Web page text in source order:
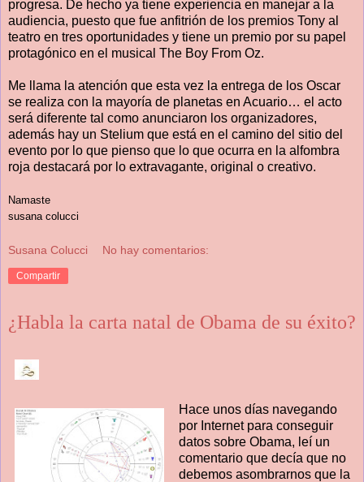
progresa. De hecho ya tiene experiencia en manejar a la
audiencia, puesto que fue anfitrión de los premios Tony al
teatro en tres oportunidades y tiene un premio por su papel
protagónico en el musical The Boy From Oz.
Me llama la atención que esta vez la entrega de los Oscar
se realiza con la mayoría de planetas en Acuario… el acto
será diferente tal como anunciaron los organizadores,
además hay un Stelium que está en el camino del sitio del
evento por lo que pienso que lo que ocurra en la alfombra
roja destacará por lo extravagante, original o creativo.
Namaste
susana colucci
Susana Colucci No hay comentarios:
Compartir
¿Habla la carta natal de Obama de su éxito?
Hace unos días navegando
por Internet para conseguir
datos sobre Obama, leí un
comentario que decía que no
debemos asombrarnos que la